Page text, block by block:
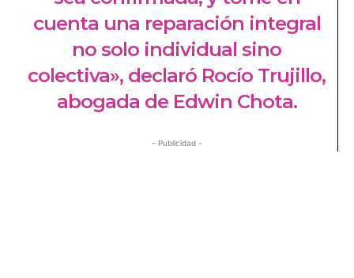
cuenta una reparación integral
no solo individual sino
colectiva», declaró Rocío Trujillo,
abogada de Edwin Chota.
- Publicidad -